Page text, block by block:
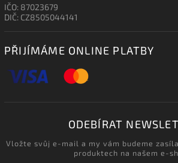
IČO: 87023679
DIČ: CZ8505044141
PŘIJÍMÁME ONLINE PLATBY
ODEBÍRAT
Vložte svůj e-mail a my vám budeme
produktech na našem e-